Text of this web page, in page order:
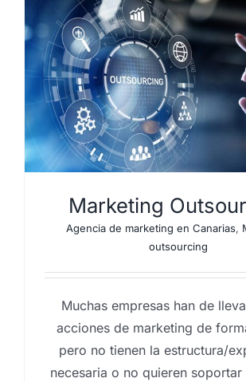
Marketing
Agencia de marketing en Canarias,
outsourcing
Muchas empresas han de
acciones de marketing de
pero no tienen la estructura/
necesaria o no quieren